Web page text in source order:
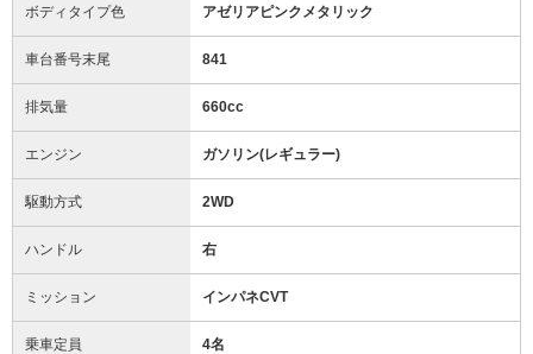
ボディタイプ色 アゼリアピンクメタリック
車台番号末尾 841
排気量 660cc
エンジン ガソリン(レギュラー)
駆動方式 2WD
ハンドル 右
ミッション インパネCVT
乗車定員 4名